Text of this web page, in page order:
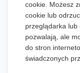
cookie. Możesz
cookie lub
przeglądarka lub
pozwalają, ale
do stron
świadczonych